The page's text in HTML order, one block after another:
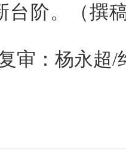
台阶。（撰
审：杨永超/